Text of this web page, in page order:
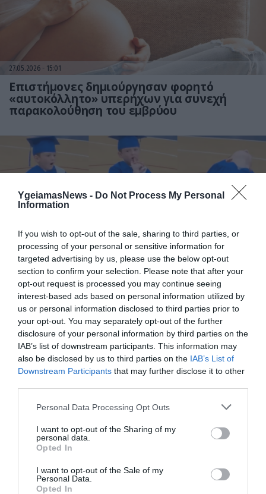
YgeiamasNews - Do Not Process My Personal
Information
If you wish to opt-out of the sale, sharing to third parties, or
processing of your personal or sensitive information for
targeted advertising by us, please use the below opt-out
section to confirm your selection. Please note that after your
opt-out request is processed you may continue seeing
interest-based ads based on personal information utilized by
us or personal information disclosed to third parties prior to
your opt-out. You may separately opt-out of the further
disclosure of your personal information by third parties on the
IAB’s list of downstream participants. This information may
also be disclosed by us to third parties on the IAB’s List of
Downstream Participants that may further disclose it to other
Please note that this website/app uses one or more Google
not limited to your visit or usage behaviour. You may click to
grant or deny consent to Google and its third-party tags to
use your data for below specified purposes in below Google
consent section.
Personal Data Processing Opt Outs
I want to opt-out of the Sharing of my
personal data.
Opted In
I want to opt-out of the Sale of my
Personal Data.
Opted In
27.05.2026 15:01
Επιστήμονες δημιούργησαν φορητό
«αυτοκόλλητο» υπερήχων για συνεχή
παρακολούθηση του εμβρύου
26.05.2026 18:01
Τέξας: 6χρονος «έκλεψε την παράσταση»
σε τελετή αποφοίτησης νηπιαγωγείου με
τις γκριμάτσες του (βίντεο)
18.05.2026 15:01
Πάγωσαν όλοι: Η στιγμή που αγοράκι
δραματική διάσωση (βίντεο)